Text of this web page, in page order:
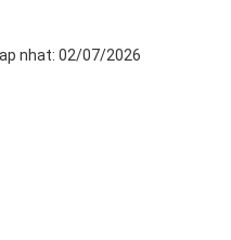
nhat: 02/07/2026